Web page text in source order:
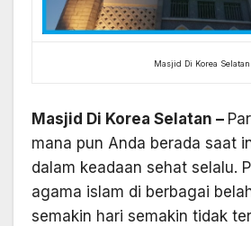
Masjid Di Korea Selatan
Masjid Di Korea Selatan –
mana pun Anda berada saat
dalam keadaan sehat selalu.
agama islam di berbagai
semakin hari semakin tidak